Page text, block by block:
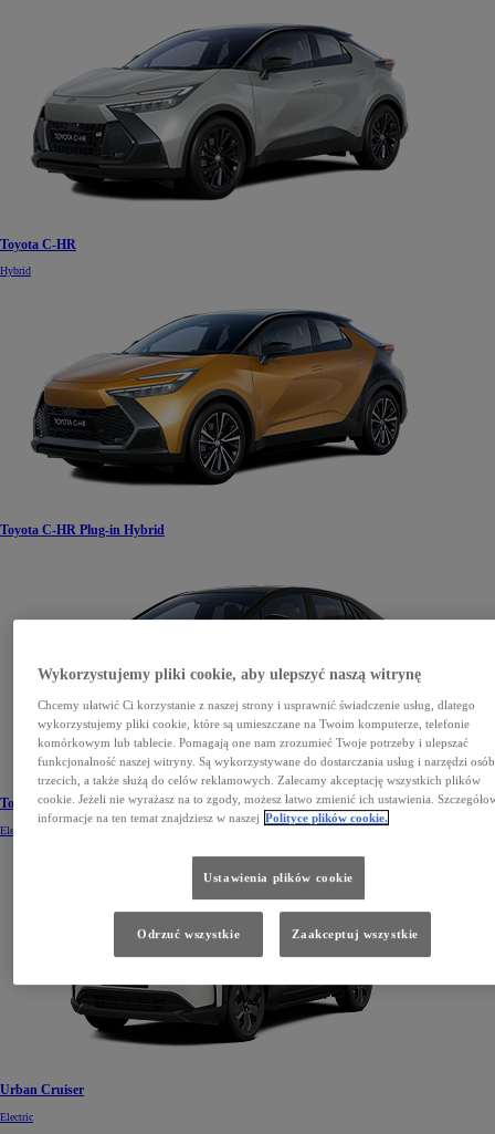
Toyota C-HR
Hybrid
Toyota C-HR Plug-in Hybrid
Toyota C-HR+
Electric
Urban Cruiser
Electric
Wykorzystujemy pliki cookie, aby ulepszyć naszą witrynę
Chcemy ułatwić Ci korzystanie z naszej strony i usprawnić świadczenie usług, dlatego
wykorzystujemy pliki cookie, które są umieszczane na Twoim komputerze, telefonie
komórkowym lub tablecie. Pomagają one nam zrozumieć Twoje potrzeby i ulepszać
funkcjonalność naszej witryny. Są wykorzystywane do dostarczania usług i narzędzi osób
trzecich, a także służą do celów reklamowych. Zalecamy akceptację wszystkich plików
cookie. Jeżeli nie wyrażasz na to zgody, możesz łatwo zmienić ich ustawienia.
informacje na ten temat znajdziesz w naszej Polityce plików cookie.
Ustawienia plików cookie
Odrzuć wszystkie Zaakceptuj wszystkie